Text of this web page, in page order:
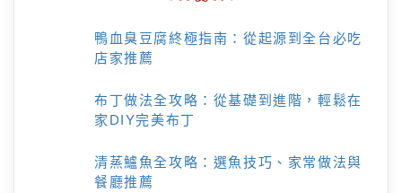
鴨血臭豆腐終極指南：從起源到全台必吃
店家推薦
布丁做法全攻略：從基礎到進階，輕鬆在
家DIY完美布丁
清蒸鱸魚全攻略：選魚技巧、家常做法與
餐廳推薦